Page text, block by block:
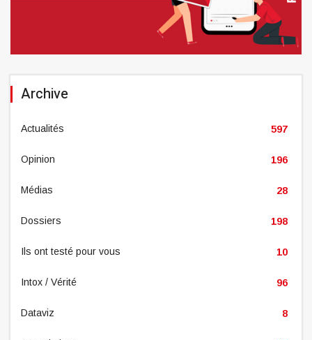
Archive
Actualités 597
Opinion 196
Médias 28
Dossiers 198
Ils ont testé pour vous 10
Intox / Vérité 96
Dataviz 8